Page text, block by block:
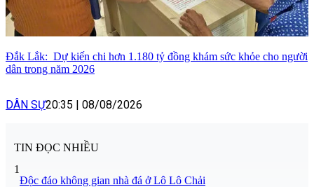
Đắk Lắk: Dự kiến chi hơn 1.180 tỷ đồng khám sức khỏe cho người
dân trong năm 2026
DÂN SỰ20:35 08/08/2026
TIN ĐỌC NHIỀU
1
Độc đáo không gian nhà đá ở Lô Lô Chải